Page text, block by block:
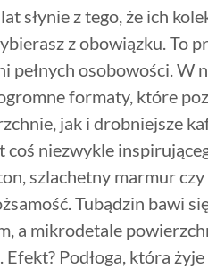
słynie z tego, że ich
z obowiązku. To
pełnych osobowości.
formaty, które
jak i drobniejsze
coś niezwykle
szlachetny marmur czy
Tubądzin bawi
a mikrodetale
Efekt? Podłoga, która